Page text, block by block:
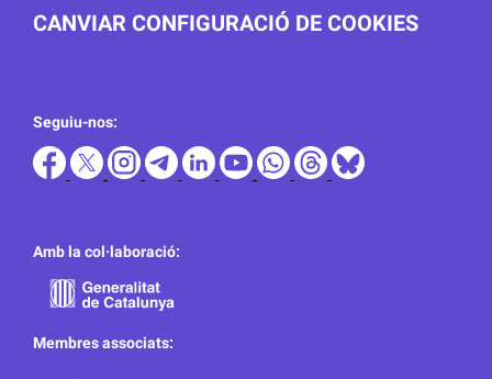
CANVIAR CONFIGURACIÓ DE COOKIES
Seguiu-nos:
Amb la col·laboració:
Membres associats: